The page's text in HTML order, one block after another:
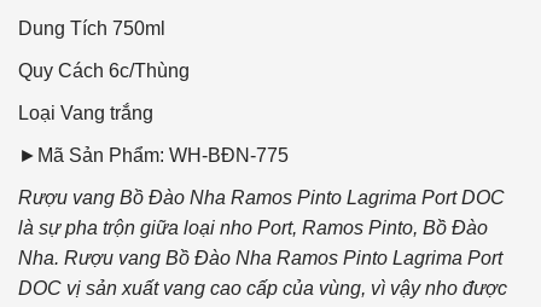
Dung Tích 750ml
Quy Cách 6c/Thùng
Loại Vang trắng
►Mã Sản Phẩm: WH-BĐN-775
Rượu vang Bồ Đào Nha Ramos Pinto Lagrima Port DOC
là sự pha trộn giữa loại nho Port, Ramos Pinto, Bồ Đào
Nha. Rượu vang Bồ Đào Nha Ramos Pinto Lagrima Port
DOC vị sản xuất vang cao cấp của vùng, vì vậy nho được